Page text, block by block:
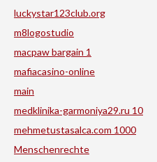
luckystar123club.org
m8logostudio
macpaw bargain 1
mafiacasino-online
main
medklinika-garmoniya29.ru 10
mehmetustasalca.com 1000
Menschenrechte